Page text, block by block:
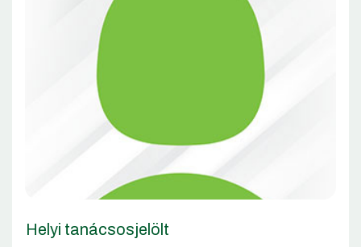
Helyi tanácsosjelölt